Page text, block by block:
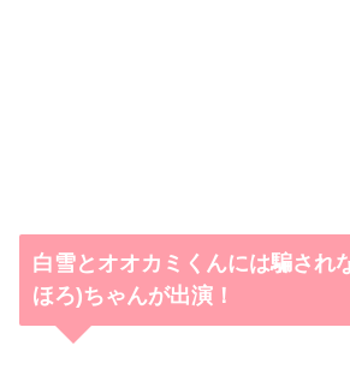
白雪とオオカミくんには騙され
ほろ)ちゃんが出演！